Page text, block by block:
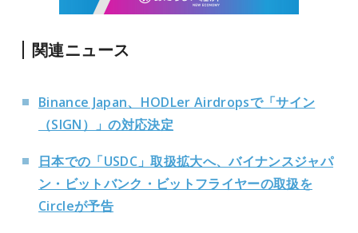
関連ニュース
Binance Japan、HODLer Airdropsで「サイン
（SIGN）」の対応決定
日本での「USDC」取扱拡大へ、バイナンスジャパ
ン・ビットバンク・ビットフライヤーの取扱を
Circleが予告